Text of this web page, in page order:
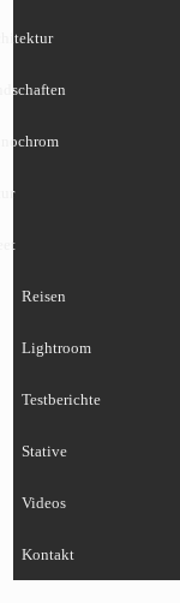
Reisen
Lightroom
Testberichte
Stative
Videos
Kontakt